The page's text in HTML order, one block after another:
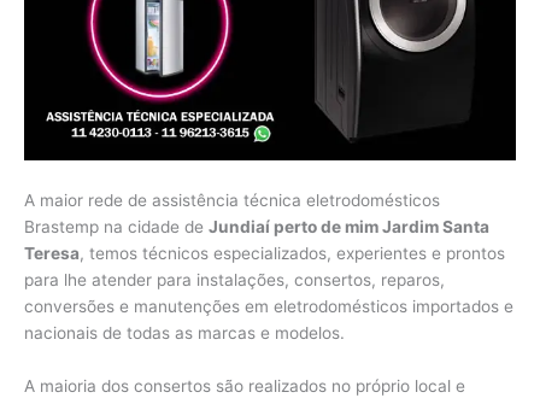
A maior rede de assistência técnica eletrodomésticos
Brastemp na cidade de Jundiaí perto de mim Jardim Santa
Teresa, temos técnicos especializados, experientes e prontos
para lhe atender para instalações, consertos, reparos,
conversões e manutenções em eletrodomésticos importados e
nacionais de todas as marcas e modelos.
A maioria dos consertos são realizados no próprio local e